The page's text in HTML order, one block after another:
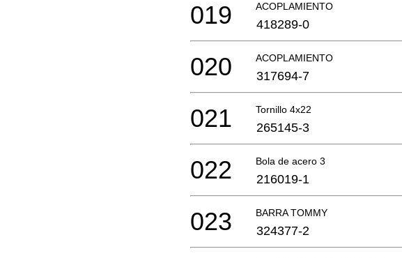
ACOPLAMIENTO
019 418289-0
ACOPLAMIENTO
020 317694-7
Tornillo 4x22
021 265145-3
Bola de acero 3
022 216019-1
BARRA TOMMY
023 324377-2